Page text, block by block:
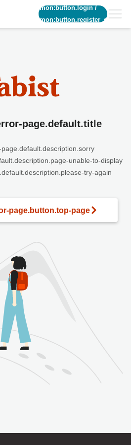
common:button.login/
common:button.register_short
page.default.title
unable-to-display
try-again
page.button.top-page